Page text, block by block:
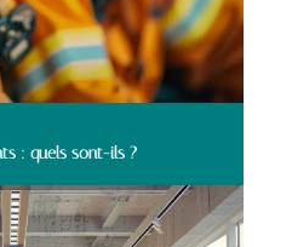
: quels sont-ils ?